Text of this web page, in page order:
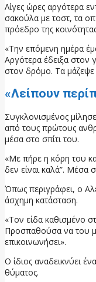
Λίγες ώρες αργότερα
σακούλα με τοστ, τα
πρόεδρο της
«Την επόμενη ημέρα
Αργότερα έδειξα στον
στον δρόμο. Τα μάζεψε
«Λείπουν
Συγκλονισμένος
από τους πρώτους
μέσα στο σπίτι του.
«Με πήρε η κόρη του
δεν είναι καλά”. Μέσα
Όπως περιγράφει, ο
άσχημη κατάσταση.
«Τον είδα καθισμένο
Προσπαθούσα να του
επικοινωνήσει».
Ο ίδιος αναδεικνύει
θύματος.